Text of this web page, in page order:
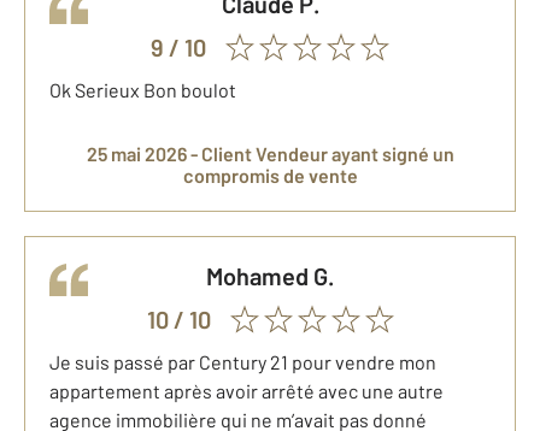
9 / 10
Ok Serieux Bon boulot
25 mai 2026 - Client Vendeurayant signé un
compromis de vente
Mohamed G.
10/ 10
Je suis passé par Century 21 pour vendre mon
appartement après avoir arrêté avec une autre
agence immobilière qui ne m’avait pas donné